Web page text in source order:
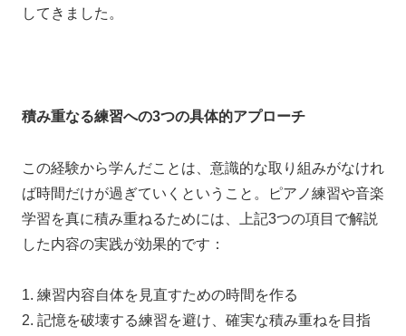
してきました。
積み重なる練習への3つの具体的アプローチ
この経験から学んだことは、 意識的な取り組みがなけれ
ば時間だけが過ぎていく ということ。ピアノ練習や音楽
学習を真に積み重ねるためには、上記3つの項目で解説
した内容の実践が効果的です：
1. 練習内容自体を見直すための時間を作る
2. 記憶を破壊する練習を避け、確実な積み重ねを目指